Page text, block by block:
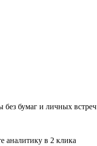
без бумаг и личных встреч
аналитику в 2 клика